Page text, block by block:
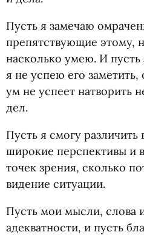
Пусть я замечаю
препятствующие этому,
насколько умею. И пусть
я не успею его
ум не успеет натворить
дел.
Пусть я смогу различить
широкие перспективы и
точек зрения, сколько
видение ситуации.
Пусть мои мысли, слова
адекватности, и пусть